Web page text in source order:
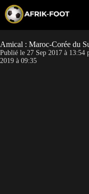
p
o
c
Amical : Maroc-Corée du
Publié le 27 Sep 2017 à 13:54
2019 à 09:35